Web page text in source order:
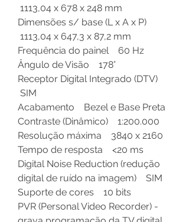
1113,04 x 678 x 248 mm
Dimensões s/ base (L x A x P)
1113,04 x 647,3 x 87,2 mm
Frequência do painel 60 Hz
Ângulo de Visão 178°
Receptor Digital Integrado (DTV)
SIM
Acabamento Bezel e Base Preta
Contraste (Dinâmico) 1:200.000
Resolução máxima 3840 x 2160
Tempo de resposta <20 ms
Digital Noise Reduction (redução
digital de ruído na imagem) SIM
Suporte de cores 10 bits
PVR (Personal Video Recorder) -